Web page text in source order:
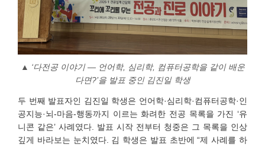
▲ ‘다전공 이야기 — 언어학, 심리학, 컴퓨터공학을 같이 배운
다면?’을 발표 중인 김진일 학생
두 번째 발표자인 김진일 학생은 언어학·심리학·컴퓨터공학·인
공지능·뇌-마음-행동까지 이르는 화려한 전공 목록을 가진 ‘유
니콘 같은’ 사례였다. 발표 시작 전부터 청중은 그 목록을 인상
깊게 바라보는 눈치였다. 김 학생은 발표 초반에 “제 사례를 하